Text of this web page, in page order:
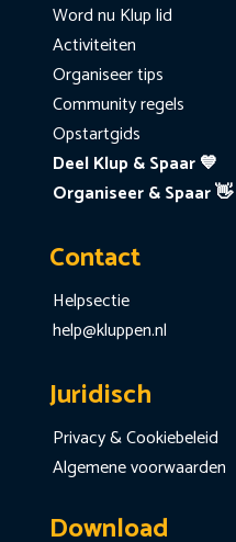
Word nu Klup lid
Activiteiten
Organiseer tips
Community regels
Opstartgids
Deel Klup & Spaar 💙
Organiseer & Spaar 👋
Contact
Helpsectie
help@kluppen.nl
Juridisch
Privacy & Cookiebeleid
Algemene voorwaarden
Download